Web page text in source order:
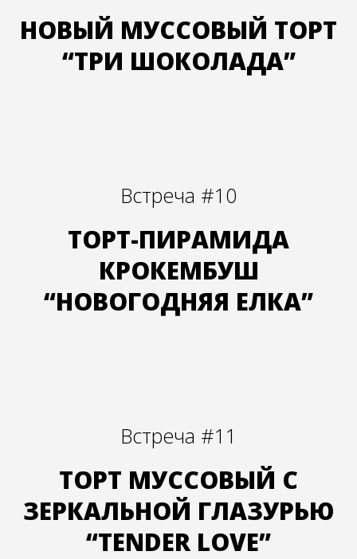
НОВЫЙ МУССОВЫЙ ТОРТ
“ТРИ ШОКОЛАДА”
Встреча #10
ТОРТ-ПИРАМИДА
КРОКЕМБУШ
“НОВОГОДНЯЯ ЕЛКА”
Встреча #11
ТОРТ МУССОВЫЙ С
ЗЕРКАЛЬНОЙ ГЛАЗУРЬЮ
“TENDER LOVE”